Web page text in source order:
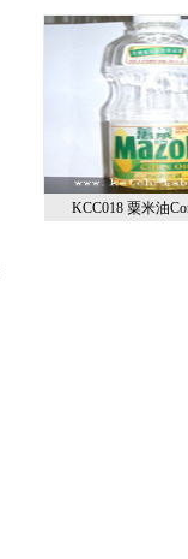
KCC018 粟米油